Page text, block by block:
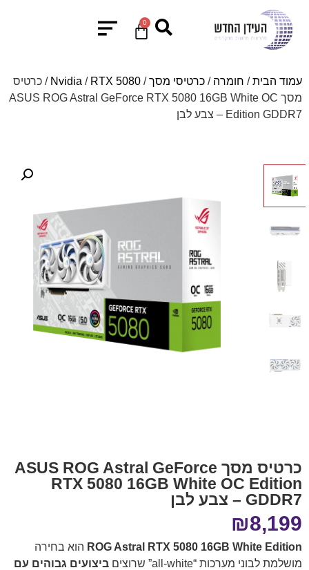
0
עמוד הבית/ חומרה / כרטיסי מסך/
Nvidia / RTX 5080
/ כרטיס
מסך ASUS ROG Astral GeForce RTX 5080 16GB White OC
Edition GDDR7 – צבע לבן
כרטיס מסך ASUS ROG Astral GeForce
RTX 5080 16GB White OC Edition
GDDR7 – צבע לבן
₪8,199
ROG Astral RTX 5080 16GB White Edition הוא בחירה
מושלמת לבוני מערכות “all-white” שרוצים
ביצועים גבוהים עם